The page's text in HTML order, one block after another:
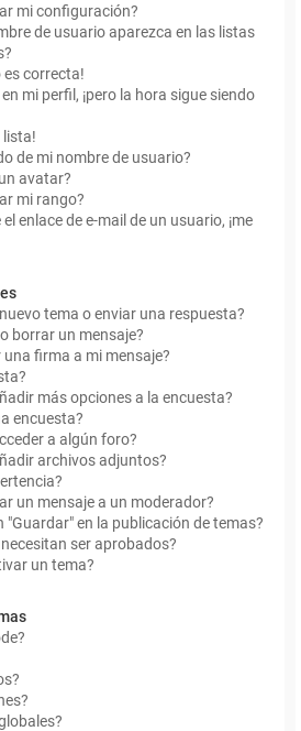
mi configuración?
de usuario aparezca en las listas
es correcta!
mi perfil, ¡pero la hora sigue siendo
lista!
de mi nombre de usuario?
avatar?
mi rango?
enlace de e-mail de un usuario, ¡me
tema o enviar una respuesta?
borrar un mensaje?
firma a mi mensaje?
más opciones a la encuesta?
encuesta?
a algún foro?
archivos adjuntos?
un mensaje a un moderador?
"Guardar" en la publicación de temas?
ser aprobados?
un tema?